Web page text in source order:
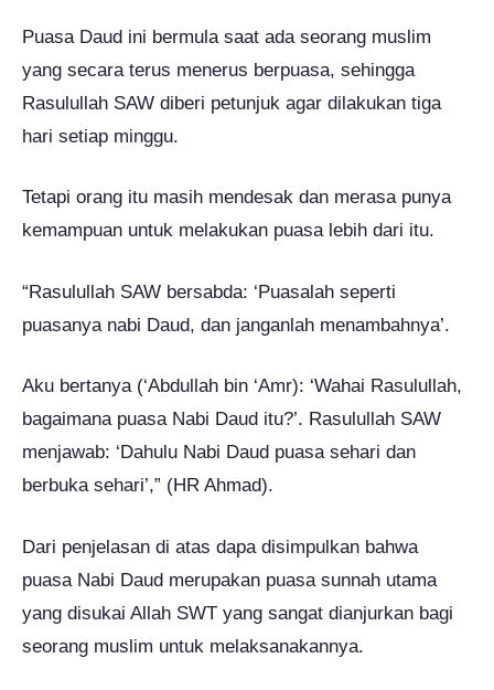
Puasa Daud ini bermula saat ada seorang muslim
yang secara terus menerus berpuasa, sehingga
Rasulullah SAW diberi petunjuk agar dilakukan tiga
hari setiap minggu.
Tetapi orang itu masih mendesak dan merasa punya
kemampuan untuk melakukan puasa lebih dari itu.
“Rasulullah SAW bersabda: ‘Puasalah seperti
puasanya nabi Daud, dan janganlah menambahnya’.
Aku bertanya (‘Abdullah bin ‘Amr): ‘Wahai Rasulullah,
bagaimana puasa Nabi Daud itu?’. Rasulullah SAW
menjawab: ‘Dahulu Nabi Daud puasa sehari dan
berbuka sehari’,” (HR Ahmad).
Dari penjelasan di atas dapa disimpulkan bahwa
puasa Nabi Daud merupakan puasa sunnah utama
yang disukai Allah SWT yang sangat dianjurkan bagi
seorang muslim untuk melaksanakannya.